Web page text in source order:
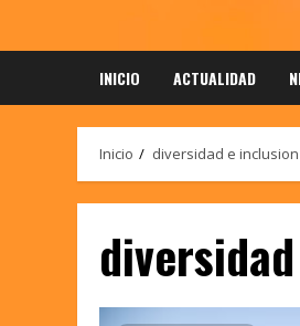
INICIO ACTUALIDAD
Inicio diversidad e inclusion